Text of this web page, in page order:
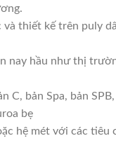
thiết kế trên puly
nay hầu như thị
C, bản Spa, bản
bẹ
hệ mét với các tiêu